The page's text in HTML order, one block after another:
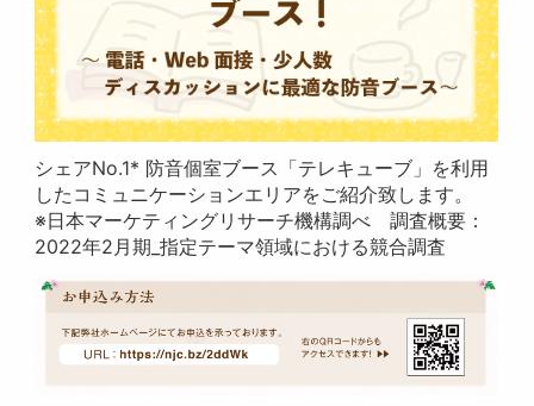
シェアNo.1* 防音個室ブース「テレキューブ」を利用
したコミュニケーションエリアをご紹介致します。
※日本マーケティングリサーチ機構調べ 調査概要：
2022年2月期_指定テーマ領域における競合調査